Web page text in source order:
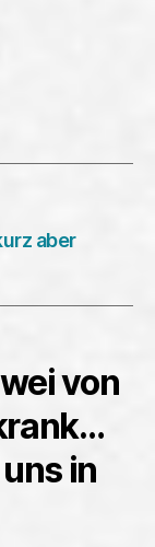
aber
von
in